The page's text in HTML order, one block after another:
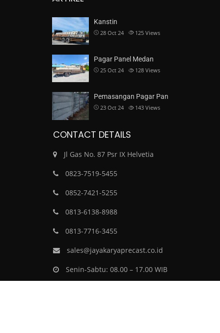
Kanstin
28 Oct 24 125 Views
Pagar Panel Medan
25 Oct 24 128 Views
Pemasangan Pagar Pan
23 Oct 24 143 Views
CONTACT DETAILS
Jl Gas No. 87 Psr IX Helvetia
0823-7519-5455
0852-7421-5255
0813-6138-8988
0813-7716-3455
sales@jayakaryaprecast.co.id
Senin-Sabtu: 08.00 – 17.00 WIB